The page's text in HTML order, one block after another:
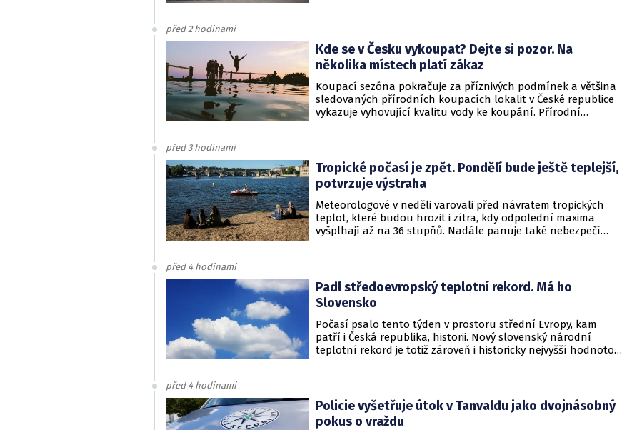
tocích – 3. etapa. Informovalo o tom ministerstvo
zemědělství.
před 2 hodinami
Kde se v Česku vykoupat? Dejte si pozor. Na
několika místech platí zákaz
Koupací sezóna pokračuje za příznivých podmínek a většina
sledovaných přírodních koupacích lokalit v České republice
vykazuje vyhovující kvalitu vody ke koupání. Přírodní
často přesahujícími 30 °C.
před 3 hodinami
Tropické počasí je zpět. Pondělí bude ještě teplejší,
potvrzuje výstraha
Meteorologové v neděli varovali před návratem tropických
teplot, které budou hrozit i zítra, kdy odpolední maxima
vyšplhají až na 36 stupňů. Nadále panuje také nebezpečí
před 4 hodinami
Padl středoevropský teplotní rekord. Má ho
Slovensko
Počasí psalo tento týden v prostoru střední Evropy, kam
patří i Česká republika, historii. Nový slovenský národní
teplotní rekord je totiž zároveň i historicky nejvyšší hodnotou
před 4 hodinami
Policie vyšetřuje útok v Tanvaldu jako dvojnásobný
pokus o vraždu